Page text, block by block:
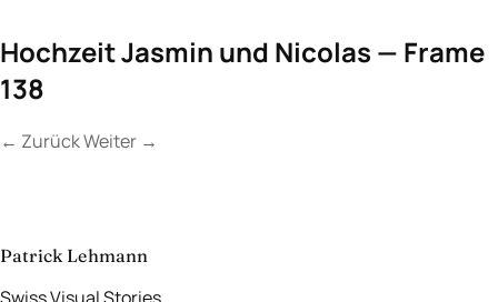
Hochzeit Jasmin und Nicolas — Frame
138
← ZurückWeiter →
aufnehmen→
Patrick Lehmann